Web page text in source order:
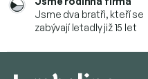
Jsme dva bratři, kteří se
zabývají letadly již 15 let